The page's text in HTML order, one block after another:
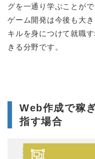
グを一通り学ぶことがで
ゲーム開発は今後も大
キルを身につけて就職
きる分野です。
Web作成で稼
指す場合